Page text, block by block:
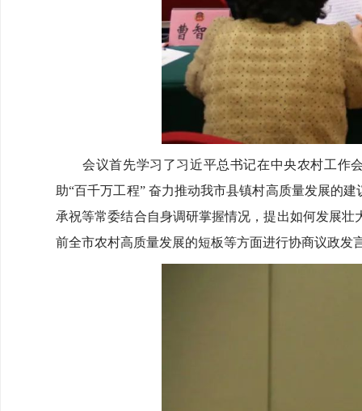
会议首先学习了习近平总书记在中央农村工作会
助“百千万工程” 奋力推动我市县镇村高质量发展的
承祝等常委结合自身调研掌握情况，提出如何发展
前全市农村高质量发展的短板等方面进行协商议政发